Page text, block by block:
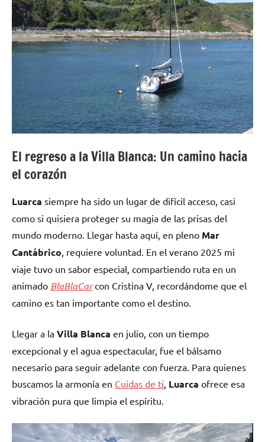
El regreso a la Villa Blanca: Un camino hacia
el corazón
Luarca siempre ha sido un lugar de difícil acceso, casi
como si quisiera proteger su magia de las prisas del
mundo moderno. Llegar hasta aquí, en pleno Mar
Cantábrico, requiere voluntad. En el verano 2025 mi
viaje tuvo un sabor especial, compartiendo ruta en un
animado BlaBlaCarcon Cristina V, recordándome que el
camino es tan importante como el destino.
Llegar a la Villa Blanca en julio, con un tiempo
excepcional y el agua espectacular, fue el bálsamo
necesario para seguir adelante con fuerza. Para quienes
buscamos la armonía en Cuidas de ti, Luarca ofrece esa
vibración pura que limpia el espíritu.